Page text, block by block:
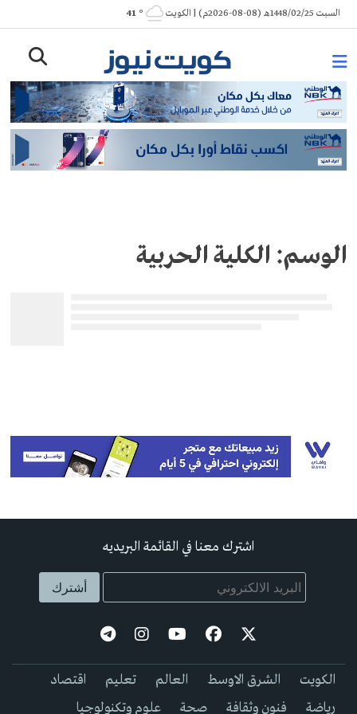
Skip
to
السبت 1448/02/25هـ (08-08-2026م) | الكويت ° 41
الوسم: الكلية الحربية
اشترك معنا في القائمة البريديه
الكويت الشرق الاوسط العالم تعليم
اقتصاد
رياضة
فنون وثقافة صحة علوم وتكنولوجيا